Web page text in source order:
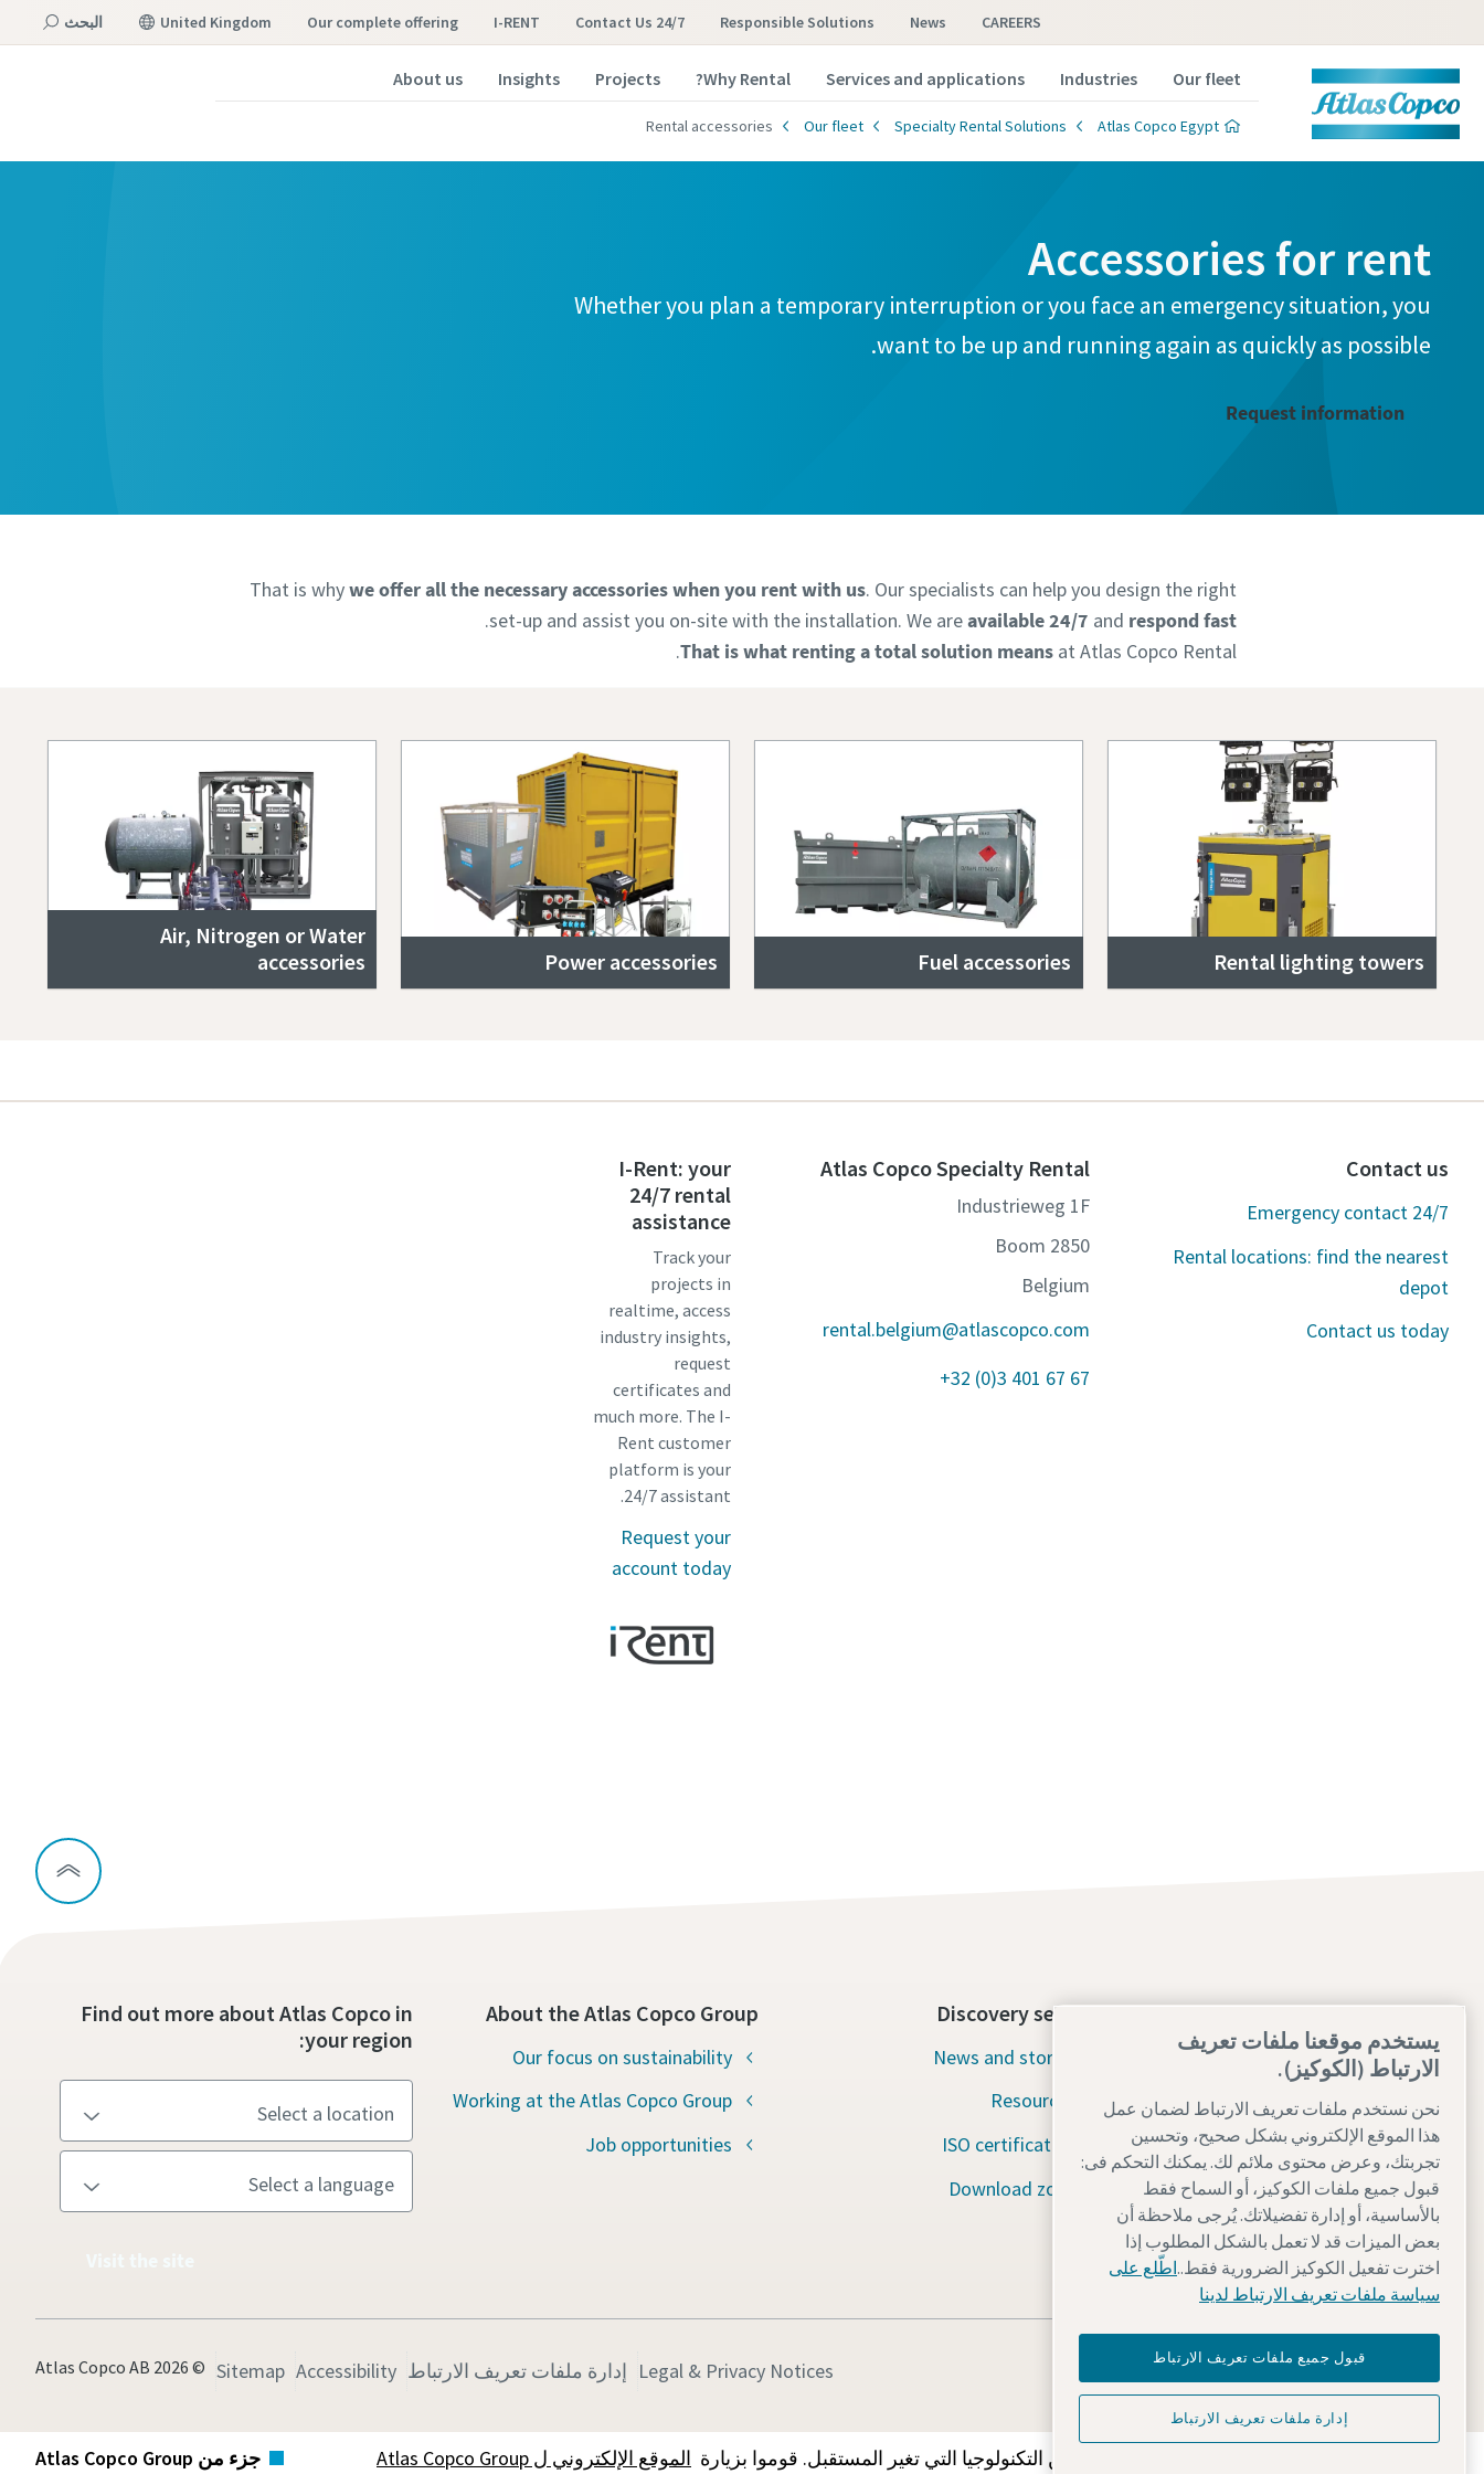
CAREERS
News
Responsible Solutions
Contact Us 24/7
I-RENT
our complete offering
United Kingdom البحث
Our fleet
Industries
Services and applications
Why Rental?
Projects
Insights
About us
Atlas Copco Egypt
Specialty Rental Solutions
Our fleet
Rental accessories
Accessories for rent
Whether you plan a temporary interruption or you face an emergency situation, you
want to be up and running again as quickly as possible.
Request information
That is whywe offer all the necessary accessories when you rent with us. Our specialists can help you design the right
set-up and assist you on-site with the installation. We areavailable 24/7 and respond fast
.
That is what renting a total solution means at Atlas Copco Rental.
Air, Nitrogen or Water
accessories
Power accessories Fuel accessories Rental lighting towers
Contact us
Emergency contact 24/7
Rental locations: find the nearest
depot
Contact us today
Atlas Copco Specialty Rental
Industrieweg 1F
2850 Boom
Belgium
rental.belgium@atlascopco.com
+32 (0)3 401 67 67
I-Rent: your
24/7 rental
assistance
Track your
projects in
realtime, access
industry insights,
request
certificates and
much more. The I-
Rent customer
platform is your
24/7 assistant.
Request your
account today
Contact us today
24/7 Emergency support
Our services
Fleet
Industries
Why rental?
Discovery section
News and stories
Resources
ISO certification
Download zone
About the Atlas Copco Group
Our focus on sustainability
Working at the Atlas Copco Group
Job opportunities
Find out more about Atlas Copco in
your region:
Legal & Privacy Notices إدارة ملفات تعريف الارتباط Accessibility
Sitemap
© 2026 Atlas Copco AB
الموقع الإلكتروني ل Atlas Copco Group جزء من Atlas Copco Group
يستخدم موقعنا ملفات تعريف
الارتباط (الكوكيز).
نحن نستخدم ملفات تعريف الارتباط لضمان عمل
هذا الموقع الإلكتروني بشكل صحيح، وتحسين
تجربتك، وعرض محتوى ملائم لك. يمكنك التحكم فى:
قبول جميع ملفات الكوكيز، أو السماح فقط
بالأساسية، أو إدارة تفضيلاتك. يُرجى ملاحظة أن
بعض الميزات قد لا تعمل بالشكل المطلوب إذا
اخترت تفعيل الكوكيز الضرورية فقط..اطّلع على
سياسة ملفات تعريف الارتباط لدينا
قبول جميع ملفات تعريف الارتباط
إدارة ملفات تعريف الارتباط